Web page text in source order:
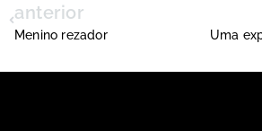
anterior
Menino rezador